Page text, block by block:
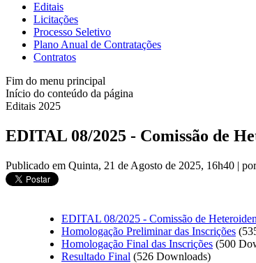
Editais
Licitações
Processo Seletivo
Plano Anual de Contratações
Contratos
Fim do menu principal
Início do conteúdo da página
Editais 2025
EDITAL 08/2025 - Comissão de
Publicado em Quinta, 21 de Agosto de 2025, 16h40 |
EDITAL 08/2025 - Comissão de
Homologação Preliminar das Inscrições
Homologação Final das Inscrições (500
Resultado Final (526 Downloads)